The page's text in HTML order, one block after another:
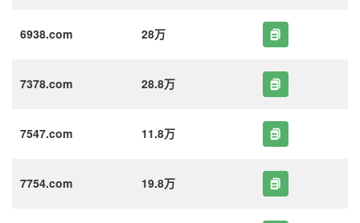
6938.com 28万
7378.com 28.8万
7547.com 11.8万
7754.com 19.8万